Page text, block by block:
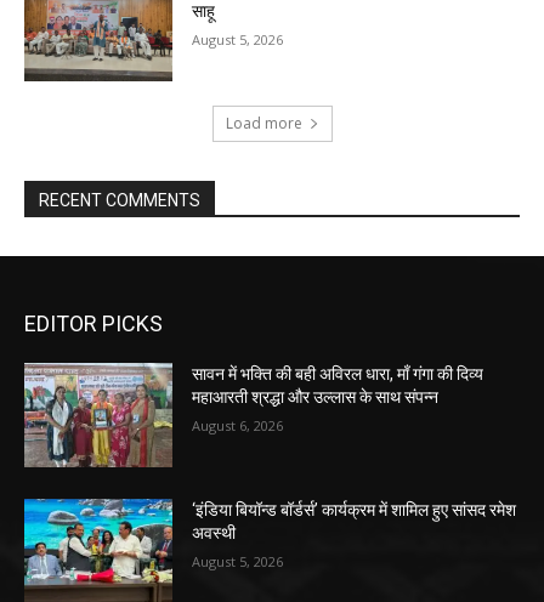
साहू
August 5, 2026
Load more
RECENT COMMENTS
EDITOR PICKS
सावन में भक्ति की बही अविरल धारा, माँ गंगा की दिव्य
महाआरती श्रद्धा और उल्लास के साथ संपन्न
August 6, 2026
‘इंडिया बियॉन्ड बॉर्डर्स’ कार्यक्रम में शामिल हुए सांसद रमेश
अवस्थी
August 5, 2026